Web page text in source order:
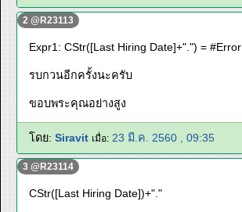
2 @R23113
Expr1: CStr([Last Hiring Date]+".") = #Error
รบกวนอีกครั้งนะครับ
ขอบพระคุณอย่างสูง
โดย: Siravit เมื่อ: 23 มี.ค. 2560 , 09:35
3 @R23114
CStr([Last Hiring Date])+"."